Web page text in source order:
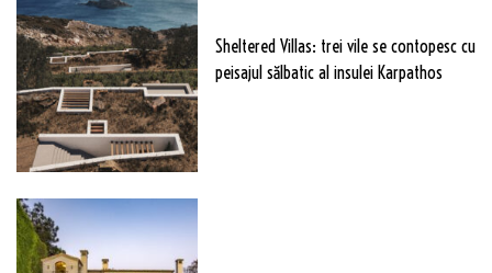
Sheltered Villas: trei vile se contopesc cu
peisajul sălbatic al insulei Karpathos